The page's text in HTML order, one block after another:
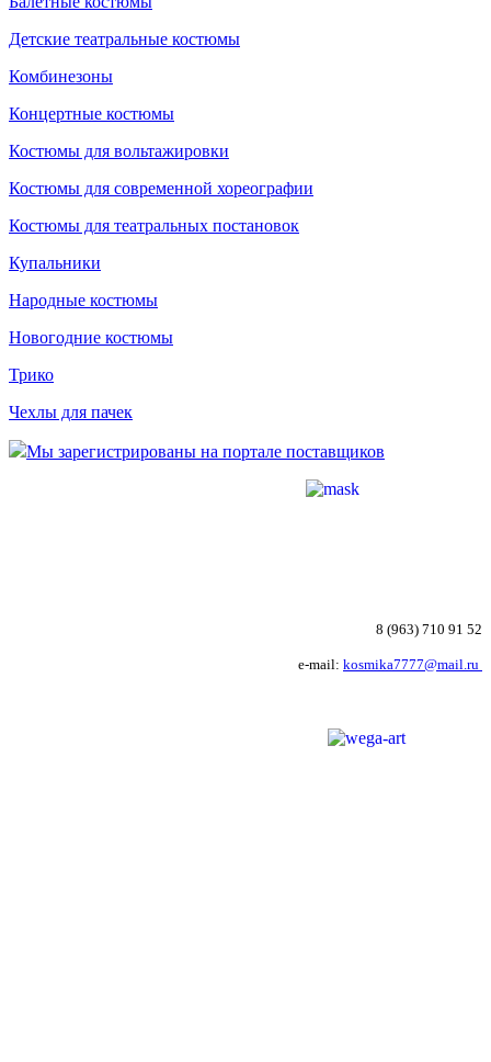
Детские театральные костюмы
Комбинезоны
Концертные костюмы
Костюмы для вольтажировки
Костюмы для современной хореографии
Костюмы для театральных постановок
Купальники
Народные костюмы
Новогодние костюмы
Трико
Чехлы для пачек
Мы зарегистрированы на портале поставщиков
8 (963) 710 91 52
e-mail: kosmika7777@mail.ru